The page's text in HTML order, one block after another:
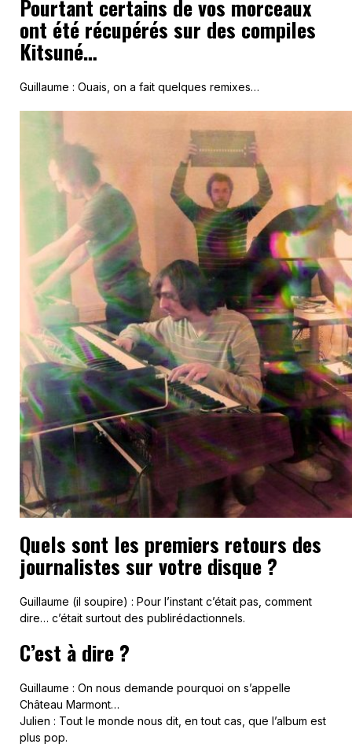
Pourtant certains de vos morceaux
ont été récupérés sur des compiles
Kitsuné…
Guillaume : Ouais, on a fait quelques remixes…
Quels sont les premiers retours des
journalistes sur votre disque ?
Guillaume (il soupire) : Pour l’instant c’était pas, comment
dire… c’était surtout des publirédactionnels.
C’est à dire ?
Guillaume : On nous demande pourquoi on s’appelle
Château Marmont…
Julien : Tout le monde nous dit, en tout cas, que l’album est
plus pop.